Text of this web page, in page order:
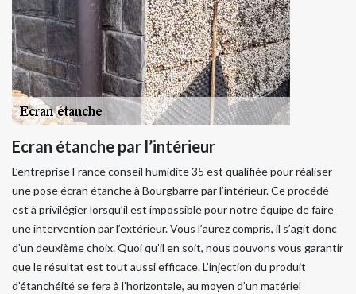
Ecran étanche par l’intérieur
L’entreprise France conseil humidite 35 est qualifiée pour réaliser
une pose écran étanche à Bourgbarre par l’intérieur. Ce procédé
est à privilégier lorsqu’il est impossible pour notre équipe de faire
une intervention par l’extérieur. Vous l’aurez compris, il s’agit donc
d’un deuxième choix. Quoi qu’il en soit, nous pouvons vous garantir
que le résultat est tout aussi efficace. L’injection du produit
d’étanchéité se fera à l’horizontale, au moyen d’un matériel